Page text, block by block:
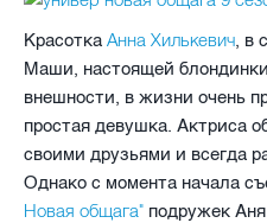
Красотка Анна Хилькевич, в
Маши, настоящей
внешности, в жизни очень
простая девушка. Актриса
своими друзьями и всегда
Однако с момента начала
Новая общага" подружек